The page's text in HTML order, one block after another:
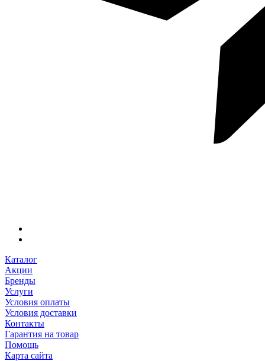
Каталог
Акции
Бренды
Услуги
Условия оплаты
Условия доставки
Контакты
Гарантия на товар
Помощь
Карта сайта